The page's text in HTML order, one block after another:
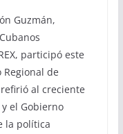
Guzmán,
participó este
Regional de
al creciente
el Gobierno
la política